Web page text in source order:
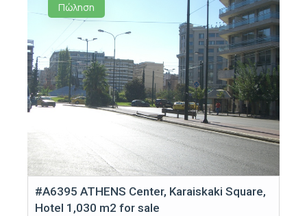
Πώληση
#Α6395 ATHENS Center, Karaiskaki Square,
Hotel 1,030 m2 for sale